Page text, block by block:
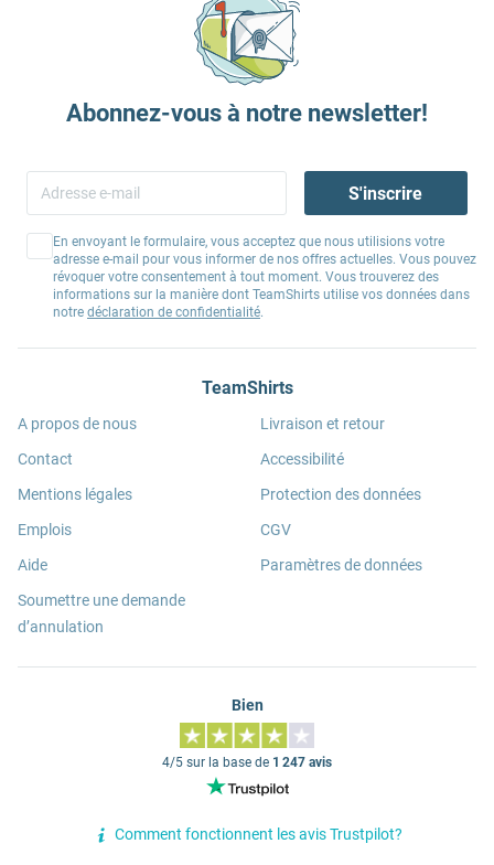
Abonnez-vous à notre newsletter!
S'inscrire
En envoyant le formulaire, vous acceptez que nous utilisions votre
adresse e-mail pour vous informer de nos offres actuelles. Vous pouvez
révoquer votre consentement à tout moment. Vous trouverez des
informations sur la manière dont TeamShirts utilise vos données dans
notre déclaration de confidentialité.
TeamShirts
A propos de nous
Contact
Mentions légales
Emplois
Aide
Soumettre une demande
d’annulation
Livraison et retour
Accessibilité
Protection des données
CGV
Paramètres de données
Bien
4/5 sur la base de 1 247 avis
Comment fonctionnent les avis Trustpilot?